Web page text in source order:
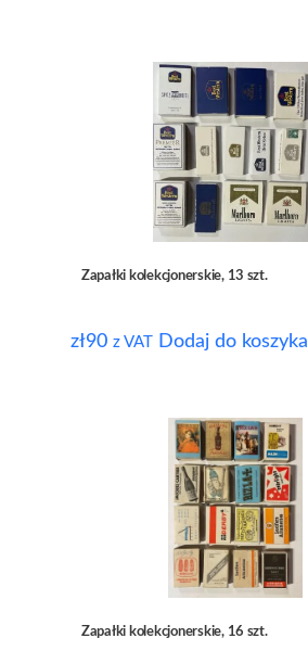
Zapałki kolekcjonerskie, 13 szt.
zł90 z VAT Dodaj do koszyka
Zapałki kolekcjonerskie, 16 szt.